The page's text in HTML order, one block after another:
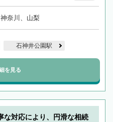
奈川、山梨
石神井公園駅
を見る
な対応により、円滑な相続